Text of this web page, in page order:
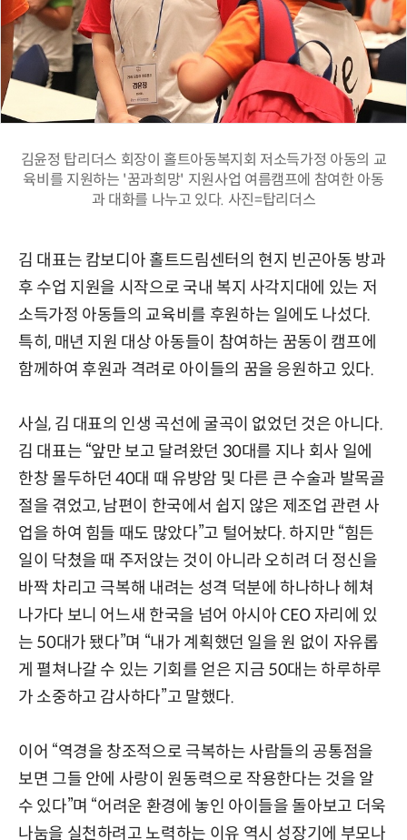
김윤정 탑리더스 회장이 홀트아동복지회 저소득가정 아동의 교
육비를 지원하는 '꿈과희망' 지원사업 여름캠프에 참여한 아동
과 대화를 나누고 있다. 사진=탑리더스
김 대표는 캄보디아 홀트드림센터의 현지 빈곤아동 방과
후 수업 지원을 시작으로 국내 복지 사각지대에 있는 저
소득가정 아동들의 교육비를 후원하는 일에도 나섰다.
특히, 매년 지원 대상 아동들이 참여하는 꿈동이 캠프에
함께하여 후원과 격려로 아이들의 꿈을 응원하고 있다.
사실, 김 대표의 인생 곡선에 굴곡이 없었던 것은 아니다.
김 대표는 “앞만 보고 달려왔던 30대를 지나 회사 일에
한창 몰두하던 40대 때 유방암 및 다른 큰 수술과 발목골
절을 겪었고, 남편이 한국에서 쉽지 않은 제조업 관련 사
업을 하여 힘들 때도 많았다”고 털어놨다. 하지만 “힘든
일이 닥쳤을 때 주저앉는 것이 아니라 오히려 더 정신을
바짝 차리고 극복해 내려는 성격 덕분에 하나하나 헤쳐
나가다 보니 어느새 한국을 넘어 아시아 CEO 자리에 있
는 50대가 됐다”며 “내가 계획했던 일을 원 없이 자유롭
게 펼쳐나갈 수 있는 기회를 얻은 지금 50대는 하루하루
가 소중하고 감사하다”고 말했다.
이어 “역경을 창조적으로 극복하는 사람들의 공통점을
보면 그들 안에 사랑이 원동력으로 작용한다는 것을 알
수 있다”며 “어려운 환경에 놓인 아이들을 돌아보고 더욱
나눔을 실천하려고 노력하는 이유 역시 성장기에 부모나